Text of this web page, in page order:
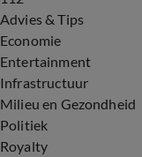
Advies & Tips
Economie
Entertainment
Infrastructuur
Milieu en Gezondheid
Politiek
Royalty